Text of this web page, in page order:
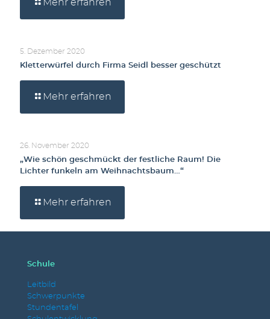
Mehr erfahren
5. Dezember 2020
Kletterwürfel durch Firma Seidl besser geschützt
Mehr erfahren
26. November 2020
„Wie schön geschmückt der festliche Raum! Die
Lichter funkeln am Weihnachtsbaum…“
Mehr erfahren
Schule
Leitbild
Schwerpunkte
Stundentafel